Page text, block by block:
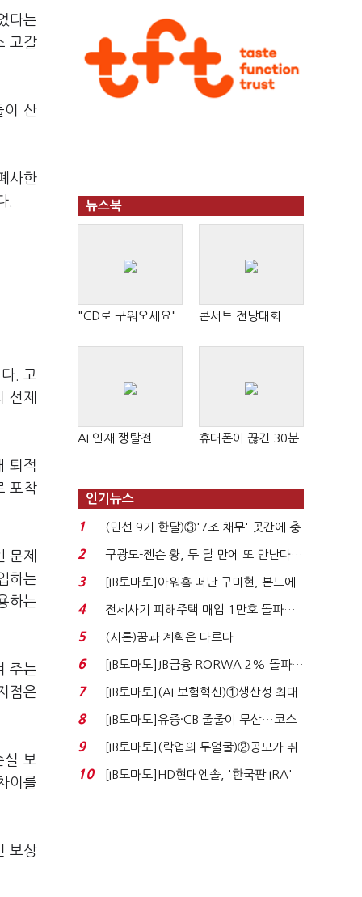
다는
고갈
이 산
사한
.
. 고
선제
퇴적
포착
문제
하는
하는
주는
점은
실 보
이를
보상
뉴스북
"CD로 구워오세요" 콘서트 전당대회
AI 인재 쟁탈전 휴대폰이 끊긴 30분
인기뉴스
1
(민선 9기 한달)③'7조 채무' 곳간에 충
격…추미애, 20년...
2
구광모-젠슨 황, 두 달 만에 또 만난다…
로봇·AI 등 논...
3
[IB토마토]아워홈 떠난 구미현, 본느에
340억 베팅…가...
4
전세사기 피해주택 매입 1만호 돌파…
누적 피해자 4만2...
5 (시론)꿈과 계획은 다르다
6
[IB토마토]JB금융 RORWA 2% 돌파…
실적 견인은 은행 ...
7
[IB토마토](AI 보험혁신)①생산성 최대
80% 개선…현실...
8
[IB토마토]유증·CB 줄줄이 무산…코스
닥 벌점 급증에 ...
9
[IB토마토](락업의 두얼굴)②공모가 뛰
자 첫날 매도…FI ...
10
[IB토마토]HD현대엔솔, '한국판 IRA'